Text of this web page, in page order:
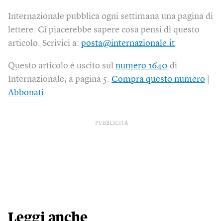
Internazionale pubblica ogni settimana una pagina di
lettere. Ci piacerebbe sapere cosa pensi di questo
articolo. Scrivici a: posta@internazionale.it
Questo articolo è uscito sul numero 1640 di
Internazionale, a pagina 5. Compra questo numero
Abbonati
PUBBLICITÀ
Leggi anche